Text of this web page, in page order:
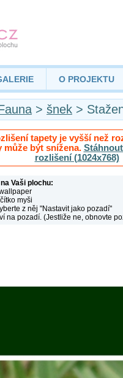
O PROJEKTU
> šnek >
tapety je vyšší než
může být snížena.
rozlišení (1024x768)
Vaši plochu:
myši
z něj "Nastavit jako pozadí"
na pozadí. (Jestliže ne, obnovte